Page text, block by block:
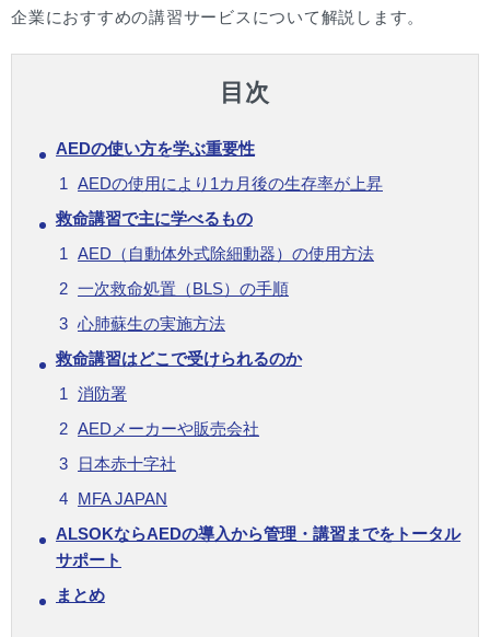
企業におすすめの講習サービスについて解説します。
目次
AEDの使い方を学ぶ重要性
AEDの使用により1カ月後の生存率が上昇
救命講習で主に学べるもの
AED（自動体外式除細動器）の使用方法
一次救命処置（BLS）の手順
心肺蘇生の実施方法
救命講習はどこで受けられるのか
消防署
AEDメーカーや販売会社
日本赤十字社
MFA JAPAN
ALSOKならAEDの導入から管理・講習までをトータル
サポート
まとめ